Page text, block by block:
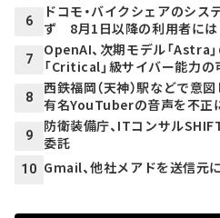
6
ドコモ・バイクシェアのシス
ず 8月1日以降の利用者には
7
OpenAI、次期モデル「Astra
「Critical」級サイバー能力
8
西鉄福岡（天神）駅などで
有名YouTuberの音声を不正
9
防衛装備庁、ITコンサル
委託
10 Gmail、他社メアドを送信元